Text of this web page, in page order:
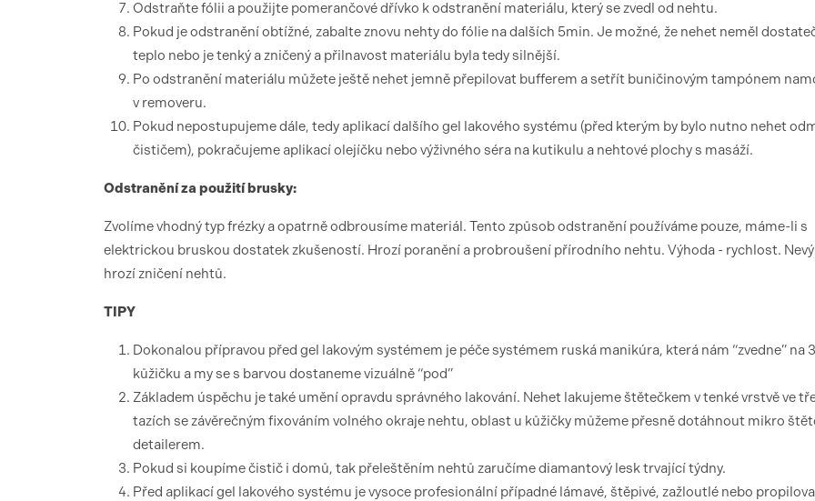
Odstraňte fólii a použijte pomerančové dřívko k odstranění materiálu, který se zvedl od nehtu.
Pokud je odstranění obtížné, zabalte znovu nehty do fólie na dalších 5min. Je možné, že nehet neměl
teplo nebo je tenký a zničený a přilnavost materiálu byla tedy silnější.
Po odstranění materiálu můžete ještě nehet jemně přepilovat bufferem a setřít buničinovým tampónem
v removeru.
Pokud nepostupujeme dále, tedy aplikací dalšího gel lakového systému (před kterým by bylo nutno nehet
čističem), pokračujeme aplikací olejíčku nebo výživného séra na kutikulu a nehtové plochy s masáží.
Odstranění za použití brusky:
Zvolíme vhodný typ frézky a opatrně odbrousíme materiál. Tento způsob odstranění používáme pouze, máme-li s
elektrickou bruskou dostatek zkušeností. Hrozí poranění a probroušení přírodního nehtu. Výhoda - rychlost.
hrozí zničení nehtů.
TIPY
Dokonalou přípravou před gel lakovým systémem je péče systémem ruská manikúra, která nám “zvedne” na
kůžičku a my se s barvou dostaneme vizuálně “pod”
Základem úspěchu je také umění opravdu správného lakování. Nehet lakujeme štětečkem v tenké vrstvě ve
tazích se závěrečným fixováním volného okraje nehtu, oblast u kůžičky můžeme přesně dotáhnout mikro
detailerem.
Pokud si koupíme čistič i domů, tak přeleštěním nehtů zaručíme diamantový lesk trvající týdny.
Před aplikací gel lakového systému je vysoce profesionální případné lámavé, štěpivé, zažloutlé nebo